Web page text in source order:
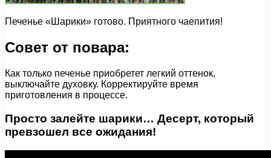
Печенье «Шарики» готово. Приятного чаепития!
Совет от повара:
Как только печенье приобретет легкий оттенок,
выключайте духовку. Корректируйте время
приготовления в процессе.
Просто залейте шарики… Десерт, который
превзошел все ожидания!